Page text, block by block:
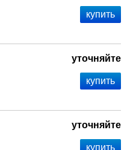
уточняйте
уточняйте